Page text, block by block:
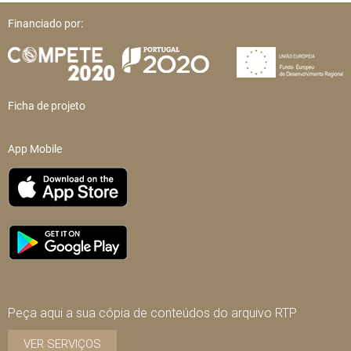
Financiado por:
Ficha de projeto
App Mobile
Peça aqui a sua cópia de conteúdos do arquivo RTP
VER SERVIÇOS